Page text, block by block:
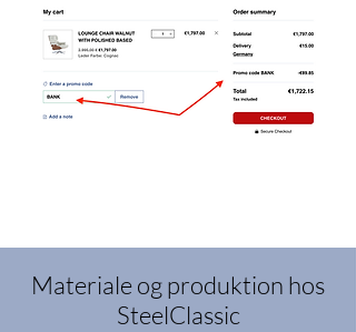
Materiale og produktion hos
SteelClassic